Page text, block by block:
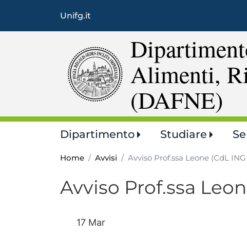
Unifg.it
Alimenti,
(DAFNE)
Main
navigation
Dipartimento Studiare
Home Avvisi Avviso Prof.ssa Leone (CdL ING
Avviso Prof.ssa
17 Mar